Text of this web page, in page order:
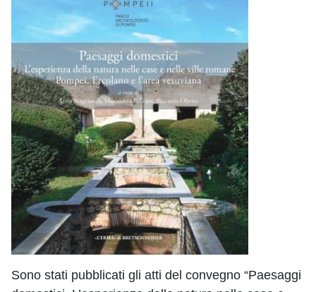
Sono stati pubblicati gli atti del convegno “Paesaggi